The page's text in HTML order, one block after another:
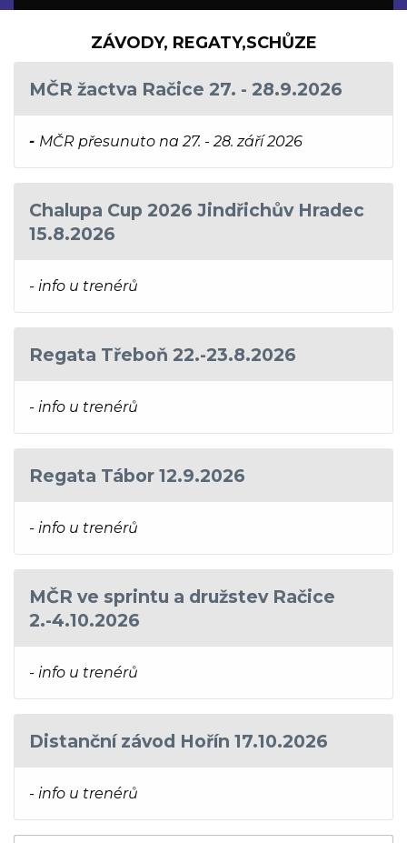
ZÁVODY, REGATY,SCHŮZE
MČR žactva Račice 27. - 28.9.2026
- MČR přesunuto na 27. - 28. září 2026
Chalupa Cup 2026 Jindřichův Hradec
15.8.2026
- info u trenérů
Regata Třeboň 22.-23.8.2026
- info u trenérů
Regata Tábor 12.9.2026
- info u trenérů
MČR ve sprintu a družstev Račice
2.-4.10.2026
- info u trenérů
Distanční závod Hořín 17.10.2026
- info u trenérů